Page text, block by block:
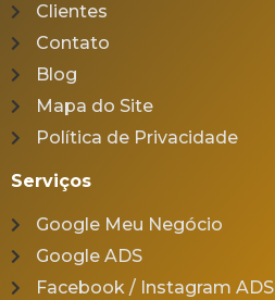
Clientes
Contato
Blog
Mapa do Site
Política de Privacidade
Serviços
Google Meu Negócio
Google ADS
Facebook / Instagram ADS